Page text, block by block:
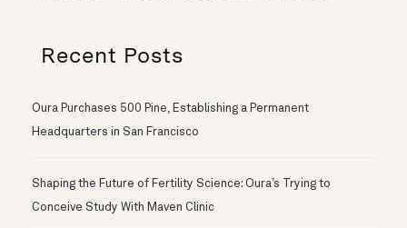
Recent Posts
Oura Purchases 500 Pine, Establishing a Permanent
Headquarters in San Francisco
Shaping the Future of Fertility Science: Oura’s Trying to
Conceive Study With Maven Clinic